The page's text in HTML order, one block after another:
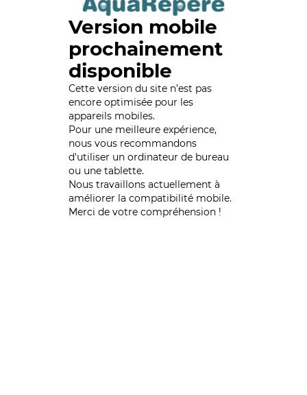
Version mobile
prochainement
disponible
Cette version du site n’est pas
encore optimisée pour les
appareils mobiles.
Pour une meilleure expérience,
nous vous recommandons
d'utiliser un ordinateur de bureau
ou une tablette.
Nous travaillons actuellement à
améliorer la compatibilité mobile.
Merci de votre compréhension !